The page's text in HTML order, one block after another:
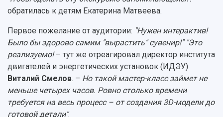
Ботанический сад
Международный межвузовский кампус
Сведения об образовательной организации
Официальные документы
обратилась к детям Екатерина Матвеева.
Первое пожелание от аудитории: "Нужен интерактив!
Было бы здорово самим "вырастить" сувенир!" "Это
реализуемо!– тут же отреагировал директор института
двигателей и энергетических установок (ИДЭУ)
Виталий Смелов. – Но такой мастер-класс займет не
меньше четырех часов. Ровно столько времени
требуется на весь процесс – от создания 3D-модели до
готовой детали".